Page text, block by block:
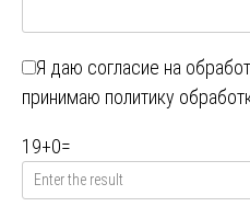
Я даю согласие на
принимаю политику
19+0=